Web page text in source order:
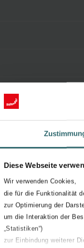
Diese Webseite
Wir verwenden Cookies,
die für die Funktionalität
zur Optimierung der
um die Interaktion der
„Statistiken“)
zur Einbindung weiterer
in verpakking